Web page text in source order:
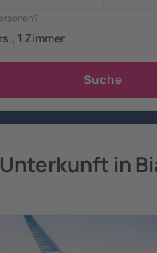
Unterkunft in